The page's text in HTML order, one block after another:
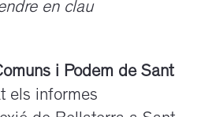
en clau
i Podem de Sant
els informes